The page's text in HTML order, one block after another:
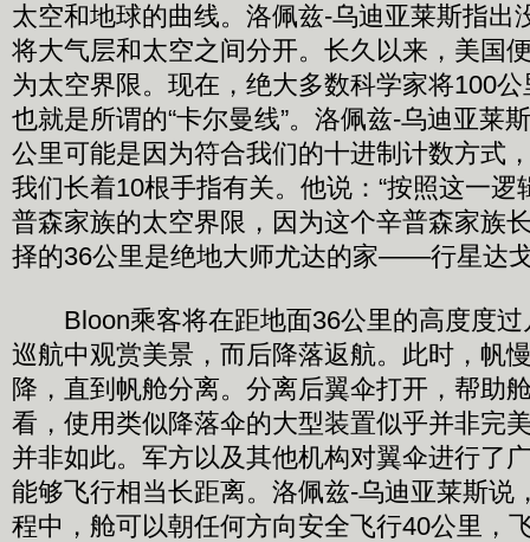
太空和地球的曲线。洛佩兹-乌迪亚莱斯指出
将大气层和太空之间分开。长久以来，美国
为太空界限。现在，绝大多数科学家将100
也就是所谓的“卡尔曼线”。洛佩兹-乌迪亚莱
公里可能是因为符合我们的十进制计数方式
我们长着10根手指有关。他说：“按照这一逻
普森家族的太空界限，因为这个辛普森家族
择的36公里是绝地大师尤达的家——行星达
Bloon乘客将在距地面36公里的高度度过
巡航中观赏美景，而后降落返航。此时，帆
降，直到帆舱分离。分离后翼伞打开，帮助
看，使用类似降落伞的大型装置似乎并非完
并非如此。军方以及其他机构对翼伞进行了
能够飞行相当长距离。洛佩兹-乌迪亚莱斯说
程中，舱可以朝任何方向安全飞行40公里，